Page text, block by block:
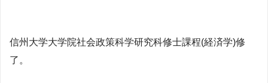
信州大学大学院社会政策科学研究科修士課程(経済学)修
了。